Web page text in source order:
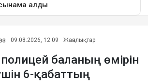
09.08.2026, 12:09 Жаңалықтар
баланың өмірін
6-қабаттың